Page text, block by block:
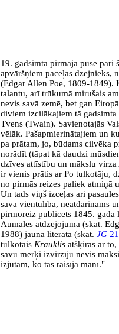
19. gadsimta pirmajā pusē pāri
apvāršņiem paceļas dzejnieks,
(Edgar Allen Poe, 1809-1849).
talantu, arī trūkumā mirušais
nevis savā zemē, bet gan
diviem izcilākajiem tā
Tvens (Twain). Savienotajās
vēlāk. Pašapmierinātajiem un
pa prātam, jo, būdams cilvēka
norādīt (tāpat kā daudzi
dzīves attīstību un mākslu
ir vienis prātis ar Po tulkotāju,
no pirmās reizes paliek atmiņā
Un tāds viņš izceļas ari
savā vientulībā, neatdarināms
pirmoreiz publicēts 1845. gadā
Aumales atdzejojuma (skat.
1988) jaunā literāta (skat. JG
tulkotais Krauklis atšķiras ar
savu mērķi izvirzīju nevis
izjūtām, ko tas raisīja manī."